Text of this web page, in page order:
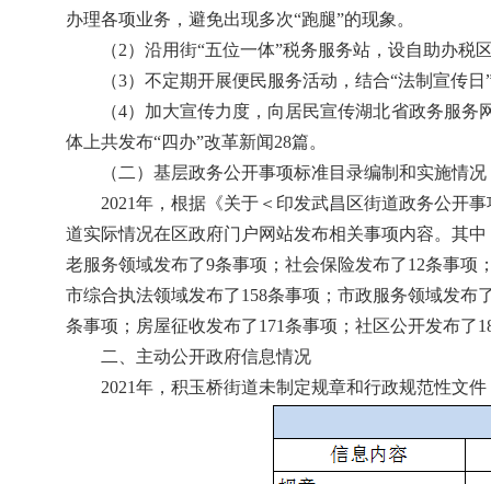
办理各项业务，避免出现多次“跑腿”的现象。
（2）沿用街“五位一体”税务服务站，设自助办
（3）不定期开展便民服务活动，结合“法制宣传
（4）加大宣传力度，向居民宣传湖北省政务服
体上共发布“四办”改革新闻28篇。
（二）基层政务公开事项标准目录编制和实施情况
2021年，根据《关于＜印发武昌区街道政务公开
道实际情况在区政府门户网站发布相关事项内容。其
老服务领域发布了9条事项；社会保险发布了12条事
市综合执法领域发布了158条事项；市政服务领域发
条事项；房屋征收发布了171条事项；社区公开发布了
二、主动公开政府信息情况
2021年，积玉桥街道未制定规章和行政规范性文